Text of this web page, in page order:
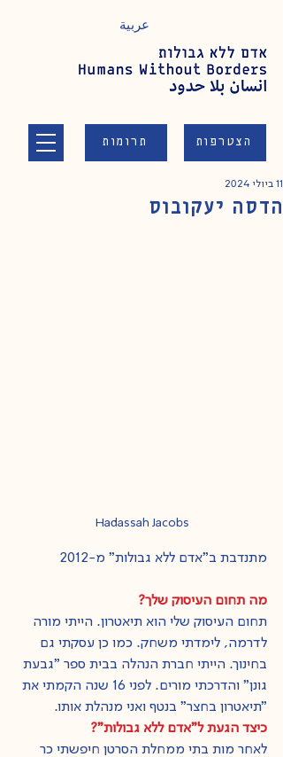
תרומות הצטרפות
عربية
הדסה יעקובוס
11 ביולי 2024
Hadassah Jacobs
מתנדבת ב"אדם ללא גבולות" מ-2012
מה תחום העיסוק שלך?
תחום העיסוק שלי הוא תיאטרון. הייתי מורה
לדרמה, לימדתי משחק. כמו כן עסקתי גם
בחינוך. הייתי חברת הנהלה בבית ספר "גבעת
גונן" והדרכתי מורים. לפני 16 שנה הקמתי את
"תיאטרון בחצר" בנטף ואני מנהלת אותו.
כיצד הגעת ל"אדם ללא גבולות"?
לאחר מות בתי ממחלת הסרטן חיפשתי כר